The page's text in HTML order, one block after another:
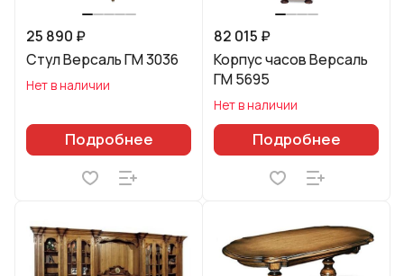
25 890 ₽
Стул Версаль ГМ 3036
Нет в наличии
Подробнее
82 015 ₽
Корпус часов Версаль
ГМ 5695
Нет в наличии
Подробнее